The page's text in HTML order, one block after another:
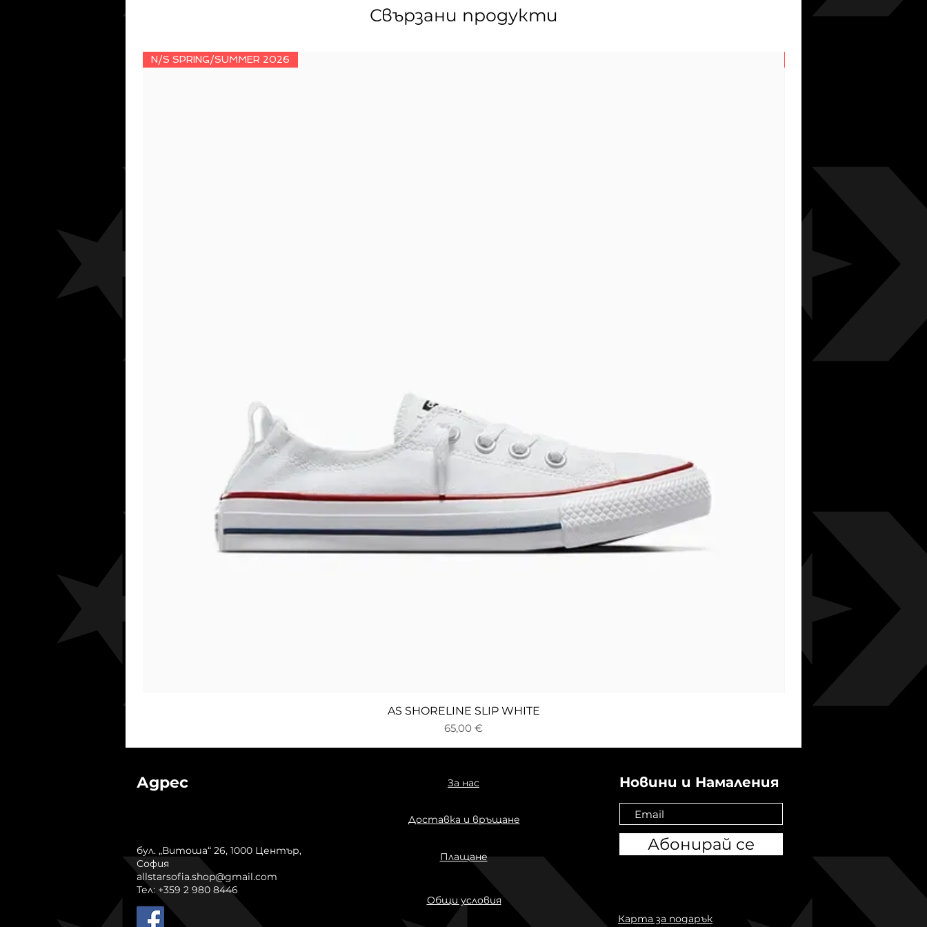
Свързани продукти
Бърз преглед
N/S SPRING/SUMMER 2026
AS SHORELINE SLIP WHITE
Цена
65,00 €
Адрес За нас
Доставка и връщане
бул. „Витоша“ 26, 1000 Център,
София
allstarsofia.shop@gmail.com
Тел: +359 2 980 8446
Плащане
Общи условия
Новини и Намаления
Абонирай се
Карта за подарък